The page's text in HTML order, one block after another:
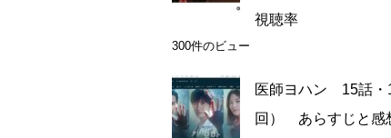
視聴率
300件のビュー
医師ヨハン 15話・
回） あらすじと感